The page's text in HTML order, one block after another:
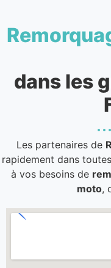
dans les
Les partenaires de
rapidement dans
à vos besoins de
moto,